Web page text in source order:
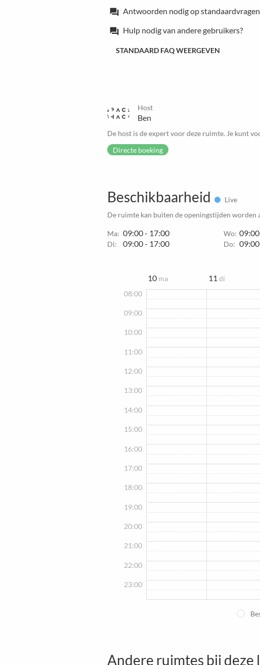
forum Antwoorden nodig op
forum Hulp nodig van andere gebruikers?
STANDAARD FAQ WEERGEVEN
Host
Ben
De host is de expert voor deze ruimte. Je kunt
Directe boeking
Beschikbaarheid
Live
De ruimte kan buiten de openingstijden worden
Ma: 09:00 - 17:00
Di: 09:00 - 17:00
Wo:
Do:
10 ma 11di
08:00
09:00
10:00
11:00
12:00
13:00
14:00
15:00
16:00
17:00
18:00
19:00
20:00
21:00
22:00
23:00
Andere ruimtes bij deze